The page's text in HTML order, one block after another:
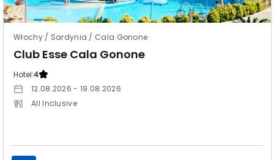
Włochy / Sardynia / Cala Gonone
Club Esse Cala Gonone
Hotel:4
12.08.2026 - 19.08.2026
All Inclusive